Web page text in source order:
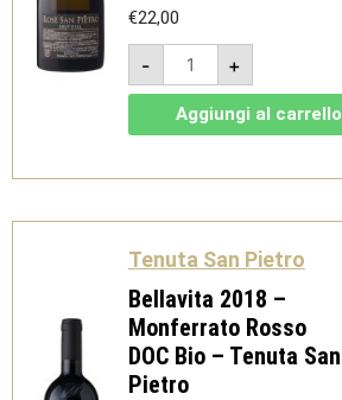
€22,00
-
Rosè
San
Pietro
V.S.Q.
Brut
-
Pietro
quantità
+
Aggiungi al carrello
Tenuta San Pietro
Bellavita 2018 –
Monferrato Rosso
DOC Bio – Tenuta San
Pietro